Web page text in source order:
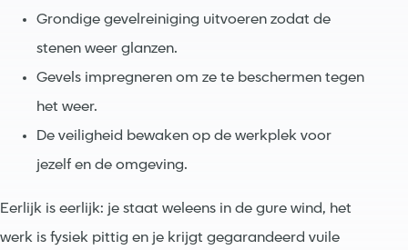
Grondige gevelreiniging uitvoeren zodat de
stenen weer glanzen.
Gevels impregneren om ze te beschermen tegen
het weer.
De veiligheid bewaken op de werkplek voor
jezelf en de omgeving.
Eerlijk is eerlijk: je staat weleens in de gure wind, het
werk is fysiek pittig en je krijgt gegarandeerd vuile